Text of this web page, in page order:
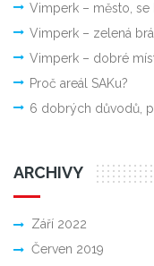
Vimperk – město,
Vimperk – zelená
Vimperk – dobré
Proč areál SAKu?
6 dobrých důvodů,
ARCHIVY
Září 2022
Červen 2019